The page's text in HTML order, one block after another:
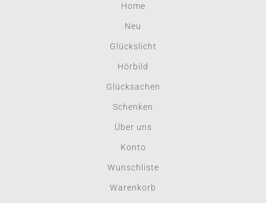
Home
Neu
Glückslicht
Hörbild
Glücksachen
Schenken
Über uns
Konto
Wunschliste
Warenkorb